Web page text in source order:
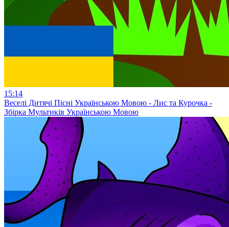
15:14
Веселі Дитячі Пісні Українською Мовою - Лис та Курочка -
Збірка Мультиків Українською Мовою